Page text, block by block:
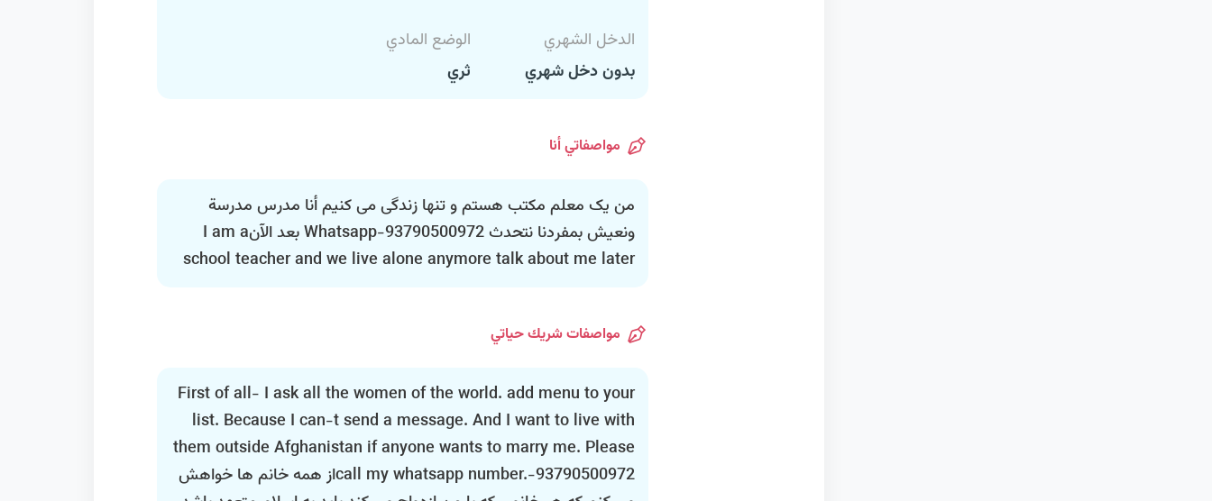
الدخل الشهري
بدون دخل شهري
الوضع المادي
ثري
مواصفاتي أنا
من یک معلم مکتب هستم و تنها زندگی می کنیم أنا مدرس مدرسة
ونعيش بمفردنا نتحدث Whatsapp-93790500972 بعد الآنI am a
school teacher and we live alone anymore talk about me later
مواصفات شريك حياتي
First of all- I ask all the women of the world. add menu to your
list. Because I can-t send a message. And I want to live with
them outside Afghanistan if anyone wants to marry me. Please
call my whatsapp number.-93790500972از همه خانم ها خواهش